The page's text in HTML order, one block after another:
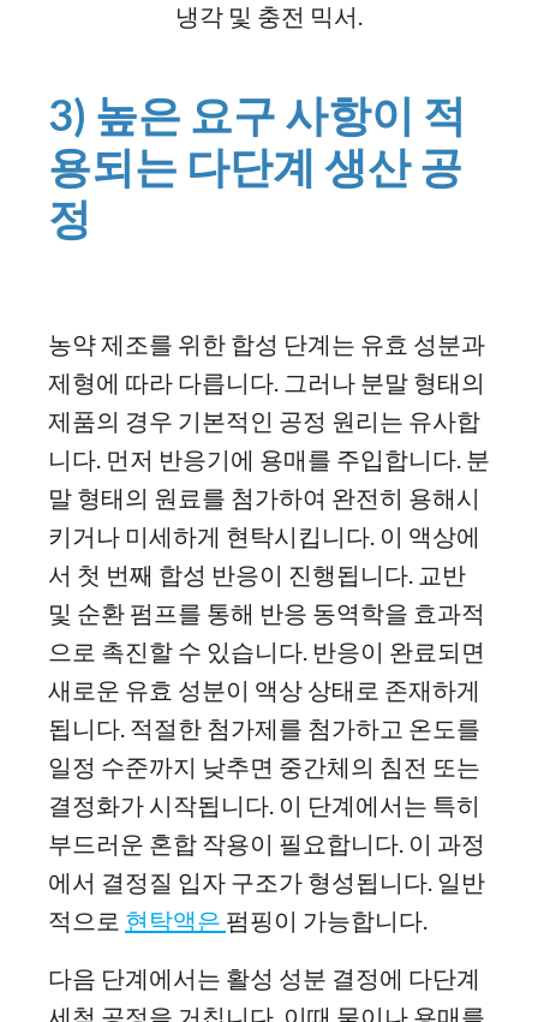
냉각 및 충전 믹서.
3) 높은 요구 사항이 적
용되는 다단계 생산 공
정
농약 제조를 위한 합성 단계는 유효 성분과
제형에 따라 다릅니다. 그러나 분말 형태의
제품의 경우 기본적인 공정 원리는 유사합
니다. 먼저 반응기에 용매를 주입합니다. 분
말 형태의 원료를 첨가하여 완전히 용해시
키거나 미세하게 현탁시킵니다. 이 액상에
서 첫 번째 합성 반응이 진행됩니다. 교반
및 순환 펌프를 통해 반응 동역학을 효과적
으로 촉진할 수 있습니다. 반응이 완료되면
새로운 유효 성분이 액상 상태로 존재하게
됩니다. 적절한 첨가제를 첨가하고 온도를
일정 수준까지 낮추면 중간체의 침전 또는
결정화가 시작됩니다. 이 단계에서는 특히
부드러운 혼합 작용이 필요합니다. 이 과정
에서 결정질 입자 구조가 형성됩니다. 일반
적으로 현탁액은 펌핑이 가능합니다.
다음 단계에서는 활성 성분 결정에 다단계
세척 공정을 거칩니다. 이때 물이나 용매를